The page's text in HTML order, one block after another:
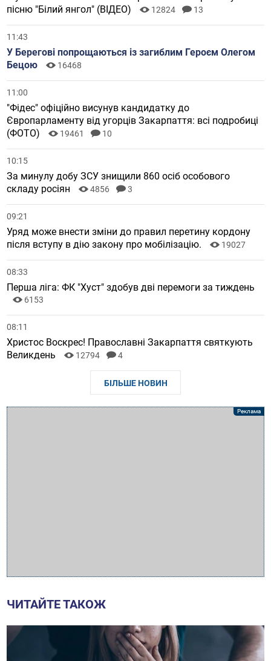
пісню "Білий янгол" (ВІДЕО)
12824 13
11:43
У Берегові попрощаються із загиблим Героєм Олегом
Бецою
16468
11:00
"Фідес" офіційно висунув кандидатку до
Європарламенту від угорців Закарпаття: всі подробиці
(ФОТО)
19461 10
10:15
За минулу добу ЗСУ знищили 860 осіб особового
складу росіян
4856 3
09:21
Уряд може внести зміни до правил перетину кордону
після вступу в дію закону про мобілізацію.
19027
08:33
Перша ліга: ФК "Хуст" здобув дві перемоги за тиждень
6153
08:11
Христос Воскрес! Православні Закарпаття святкують
Великдень
12794 4
БІЛЬШЕ НОВИН
ЧИТАЙТЕ ТАКОЖ